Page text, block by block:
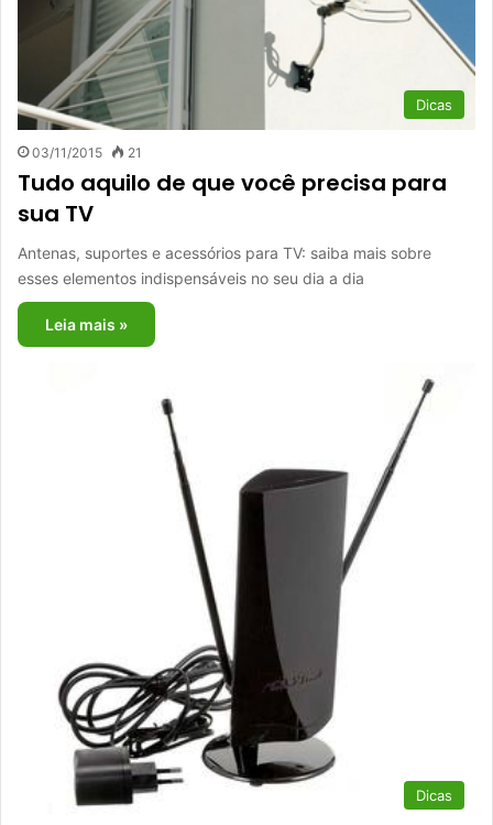
Dicas
03/11/2015 21
Tudo aquilo de que você precisa para
sua TV
Antenas, suportes e acessórios para TV: saiba mais sobre
esses elementos indispensáveis no seu dia a dia
Leia mais »
Dicas